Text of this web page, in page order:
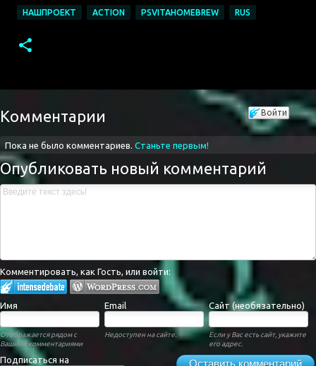
НАШПРОЕКТ ACTION PSVITAHOMEBREW RUS
Войти
Комментарии
Пока не было комментариев. Станьте первым!
Опубликовать новый комментарий
Комментировать, как Гость, или войти:
Имя Email Сайт (необязательно)
Отображается рядом с
Вашими комментариями
Недоступен на сайте.
Если у Вас есть сайт, укажите
его адрес.
Оставить комментарий
Подписаться на